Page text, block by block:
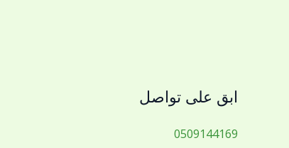
ابق على تواصل
0509144169